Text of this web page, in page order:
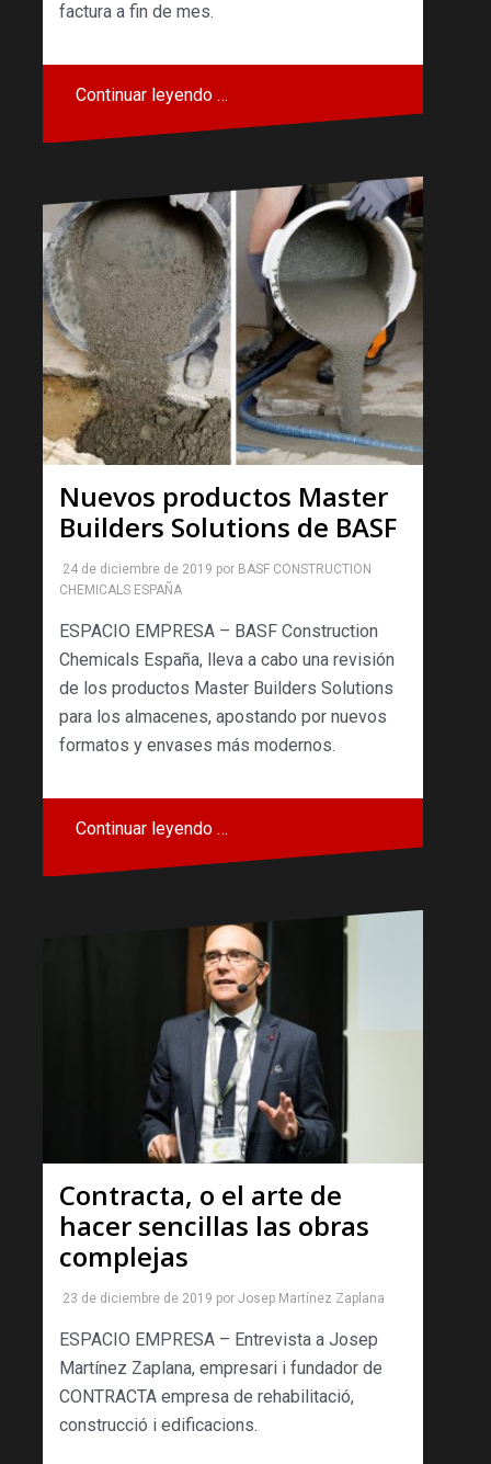
factura a fin de mes.
Continuar leyendo …
Nuevos productos Master
Builders Solutions de BASF
24 de diciembre de 2019 por BASF CONSTRUCTION
CHEMICALS ESPAÑA
ESPACIO EMPRESA – BASF Construction
Chemicals España, lleva a cabo una revisión
de los productos Master Builders Solutions
para los almacenes, apostando por nuevos
formatos y envases más modernos.
Continuar leyendo …
Contracta, o el arte de
hacer sencillas las obras
complejas
23 de diciembre de 2019 por Josep Martínez Zaplana
ESPACIO EMPRESA – Entrevista a Josep
Martínez Zaplana, empresari i fundador de
CONTRACTA empresa de rehabilitació,
construcció i edificacions.